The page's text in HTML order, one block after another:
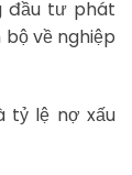
đầu tư phát
về nghiệp
tỷ lệ nợ xấu